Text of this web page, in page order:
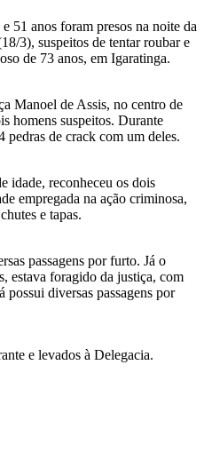
51 anos foram presos na noite da
3), suspeitos de tentar roubar e
de 73 anos, em Igaratinga.
Manoel de Assis, no centro de
homens suspeitos. Durante
pedras de crack com um deles.
idade, reconheceu os dois
empregada na ação criminosa,
e tapas.
passagens por furto. Já o
estava foragido da justiça, com
possui diversas passagens por
e levados à Delegacia.